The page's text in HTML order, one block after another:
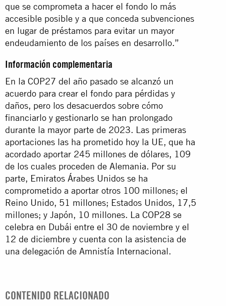
que se comprometa a hacer el fondo lo más
accesible posible y a que conceda subvenciones
en lugar de préstamos para evitar un mayor
endeudamiento de los países en desarrollo.”
Información complementaria
En la COP27 del año pasado se alcanzó un
acuerdo para crear el fondo para pérdidas y
daños, pero los desacuerdos sobre cómo
financiarlo y gestionarlo se han prolongado
durante la mayor parte de 2023. Las primeras
aportaciones las ha prometido hoy la UE, que ha
acordado aportar 245 millones de dólares, 109
de los cuales proceden de Alemania. Por su
parte, Emiratos Árabes Unidos se ha
comprometido a aportar otros 100 millones; el
Reino Unido, 51 millones; Estados Unidos, 17,5
millones; y Japón, 10 millones. La COP28 se
celebra en Dubái entre el 30 de noviembre y el
12 de diciembre y cuenta con la asistencia de
una delegación de Amnistía Internacional.
CONTENIDO RELACIONADO